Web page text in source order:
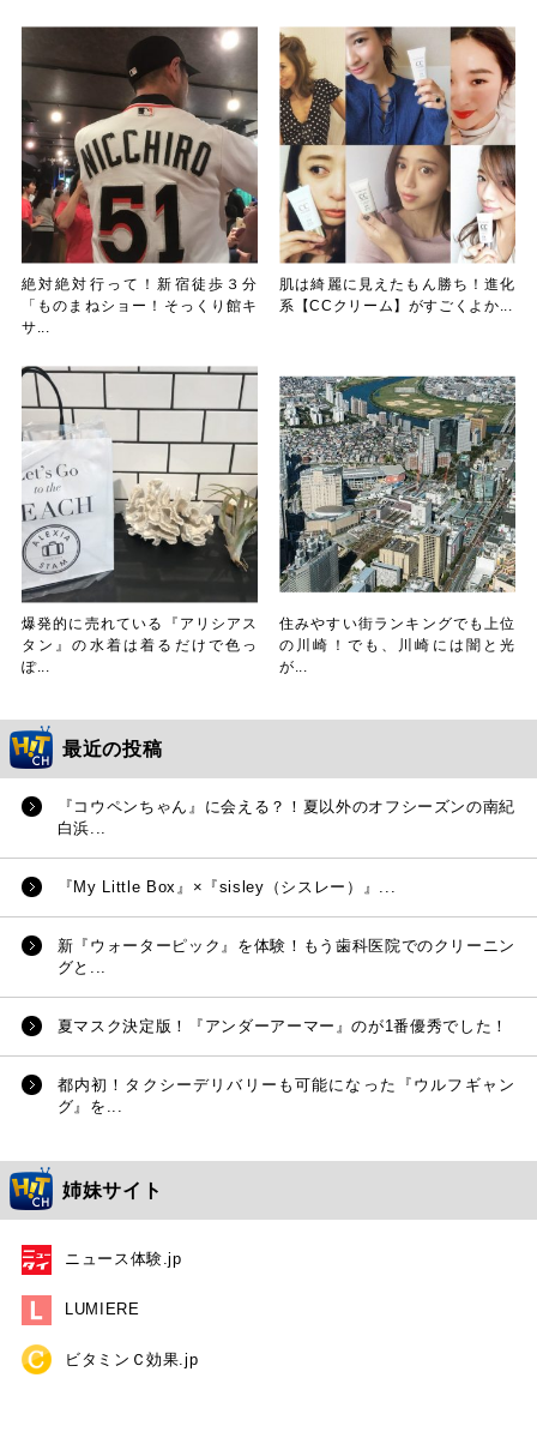
絶対絶対行って！新宿徒歩３分
「ものまねショー！そっくり館キ
サ...
肌は綺麗に見えたもん勝ち！進化
系【CCクリーム】がすごくよか...
爆発的に売れている『アリシアス
タン』の水着は着るだけで色っ
ぽ...
住みやすい街ランキングでも上位
の川崎！でも、川崎には闇と光
が...
最近の投稿
『コウペンちゃん』に会える？！夏以外のオフシーズンの南紀
白浜...
『My Little Box』×『sisley（シスレー）』...
新『ウォーターピック』を体験！もう歯科医院でのクリーニン
グと...
夏マスク決定版！『アンダーアーマー』のが1番優秀でした！
都内初！タクシーデリバリーも可能になった『ウルフギャン
グ』を...
姉妹サイト
ニュース体験.jp
LUMIERE
ビタミンＣ効果.jp